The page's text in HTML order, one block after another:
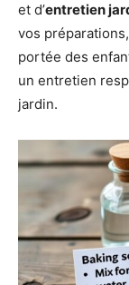
et d’entretien
vos
portée des
un entretien
jardin.